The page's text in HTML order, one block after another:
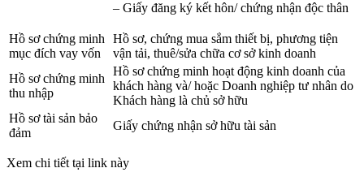
– Giấy đăng ký kết hôn/ chứng nhận độc thân
Hồ sơ chứng minh
mục đích vay vốn
Hồ sơ, chứng mua sắm thiết bị, phương tiện
vận tải, thuê/sửa chữa cơ sở kinh doanh
Hồ sơ chứng minh
thu nhập
Hồ sơ chứng minh hoạt động kinh doanh của
khách hàng và/ hoặc Doanh nghiệp tư nhân do
Khách hàng là chủ sở hữu
Hồ sơ tài sản bảo
đảm
Giấy chứng nhận sở hữu tài sản
Xem chi tiết tại link này